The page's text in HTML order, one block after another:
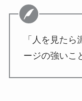
「人を見た
ージの強いこ